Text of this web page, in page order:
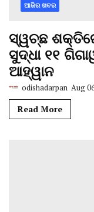
ଆଜିର ଖବର
ସ୍ୱଚ୍ଛ
ସୁଦ୍ଧା ୧୧
ଆହ୍ୱାନ
odishadarpan Aug
Read More